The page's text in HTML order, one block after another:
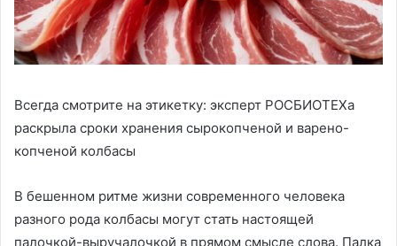
Всегда смотрите на этикетку: эксперт РОСБИОТЕХа
раскрыла сроки хранения сырокопченой и варено-
копченой колбасы
В бешенном ритме жизни современного человека
разного рода колбасы могут стать настоящей
палочкой-выручалочкой в прямом смысле слова. Палка